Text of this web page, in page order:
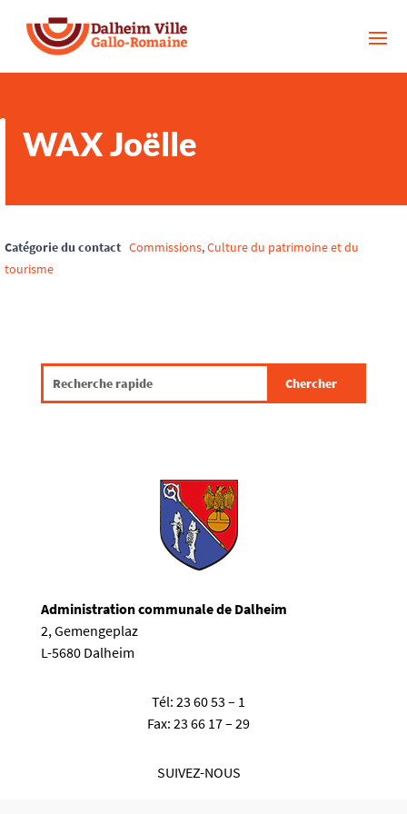
WAX Joëlle
Catégorie du contact Commissions,Culture du patrimoine et du
tourisme
Administration communale de Dalheim
2, Gemengeplaz
L-5680 Dalheim
Tél:23 60 53 – 1
Fax:23 66 17 – 29
SUIVEZ-NOUS